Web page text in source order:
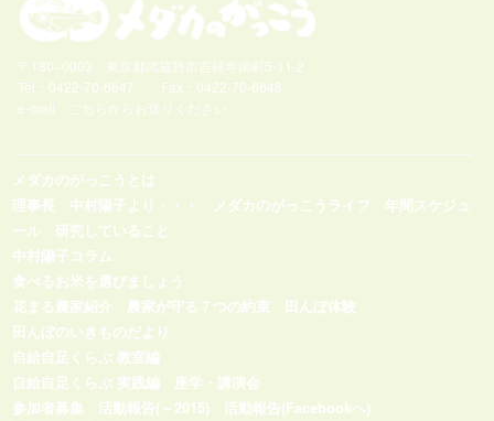
〒180−0003 東京都武蔵野市吉祥寺南町5-11-2
Tel：0422-70-6647 Fax：0422-70-6648
e-mail
こちらからお送りください
メダカのがっこうとは
理事長 中村陽子より・・・
メダカのがっこうライフ
年間スケジュ
ール
研究していること
中村陽子コラム
食べるお米を選びましょう
花まる農家紹介
農家が守る７つの約束
田んぼ体験
田んぼのいきものだより
自給自足くらぶ 教室編
自給自足くらぶ 実践編
座学・講演会
参加者募集
活動報告(～2015)
活動報告(Facebookへ)